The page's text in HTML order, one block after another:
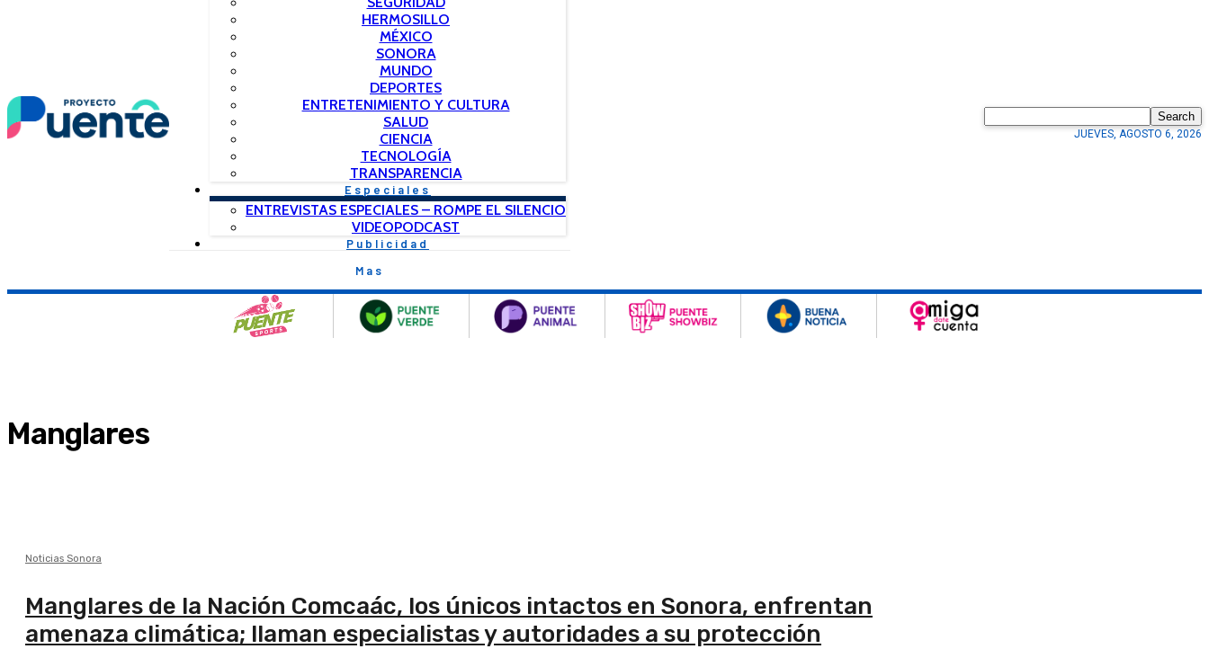
HERMOSILLO
MÉXICO
SONORA
MUNDO
DEPORTES
ENTRETENIMIENTO Y CULTURA
SALUD
CIENCIA
TECNOLOGÍA
TRANSPARENCIA
Especiales
ENTREVISTAS ESPECIALES – ROMPE EL SILENCIO
VIDEOPODCAST
Publicidad
Mas
Search
JUEVES, AGOSTO 6, 2026
Manglares
Noticias Sonora
Manglares de la Nación Comcaác, los únicos intactos en Sonora, enfrentan
amenaza climática; llaman especialistas y autoridades a su protección